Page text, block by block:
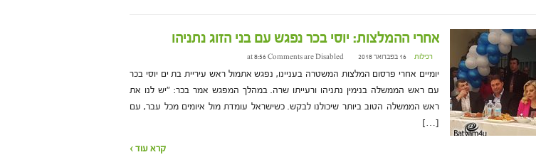
אחרי ההמלצות: יוסי בכר נפגש עם בני הזוג נתניהו
רכילות 16 בפברואר 2018 at 8:56 Comments are Disabled
יומיים אחרי פרסום המלצות המשטרה בעניינו, נפגש אתמול ראש עיריית בת ים יוסי בכר
עם ראש הממשלה בנימין נתניהו ורעייתו שרה. במהלך המפגש אמר בכר: "יש לנו את
ראש הממשלה הטוב ביותר שיכולנו לבקש. כשישראל עומדת מול איומים מכל עבר, עם
[…]
קרא עוד ›